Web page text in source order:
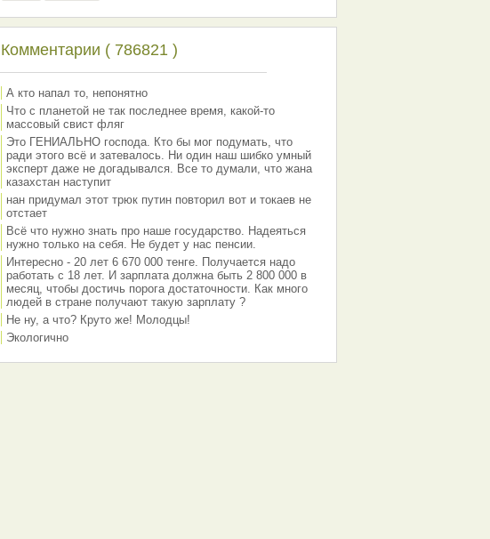
Комментарии ( 786821 )
А кто напал то, непонятно
Что с планетой не так последнее время, какой-то
массовый свист фляг
Это ГЕНИАЛЬНО господа. Кто бы мог подумать, что
ради этого всё и затевалось. Ни один наш шибко умный
эксперт даже не догадывался. Все то думали, что жана
казахстан наступит
нан придумал этот трюк путин повторил вот и токаев не
отстает
Всё что нужно знать про наше государство. Надеяться
нужно только на себя. Не будет у нас пенсии.
Интересно - 20 лет 6 670 000 тенге. Получается надо
работать с 18 лет. И зарплата должна быть 2 800 000 в
месяц, чтобы достичь порога достаточности. Как много
людей в стране получают такую зарплату ?
Не ну, а что? Круто же! Молодцы!
Экологично